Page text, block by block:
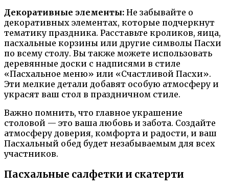
Декоративные элементы: Не забывайте о
декоративных элементах, которые подчеркнут
тематику праздника. Расставьте кроликов, яица,
пасхальные корзины или другие символы Пасхи
по всему столу. Вы также можете использовать
деревянные доски с надписями в стиле
«Пасхальное меню» или «Счастливой Пасхи».
Эти мелкие детали добавят особую атмосферу и
украсят ваш стол в праздничном стиле.
Важно помнить, что главное украшение
столовой — это ваша любовь и забота. Создайте
атмосферу доверия, комфорта и радости, и ваш
Пасхальный обед будет незабываемым для всех
участников.
Пасхальные салфетки и скатерти